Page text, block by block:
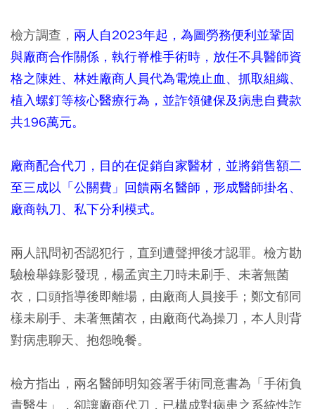
檢方調查， 兩人自2023年起，為圖勞務便利並鞏固
與廠商合作關係，執行脊椎手術時，放任不具醫師資
格之陳姓、林姓廠商人員代為電燒止血、抓取組織、
植入螺釘等核心醫療行為，並詐領健保及病患自費款
共196萬元。
廠商配合代刀，目的在促銷自家醫材，並將銷售額二
至三成以「公關費」回饋兩名醫師，形成醫師掛名、
廠商執刀、私下分利模式。
兩人訊問初否認犯行，直到遭聲押後才認罪。檢方勘
驗檢舉錄影發現，楊孟寅主刀時未刷手、未著無菌
衣，口頭指導後即離場，由廠商人員接手；鄭文郁同
樣未刷手、未著無菌衣，由廠商代為操刀，本人則背
對病患聊天、抱怨晚餐。
檢方指出，兩名醫師明知簽署手術同意書為「手術負
責醫生」，卻讓廠商代刀，已構成對病患之系統性詐